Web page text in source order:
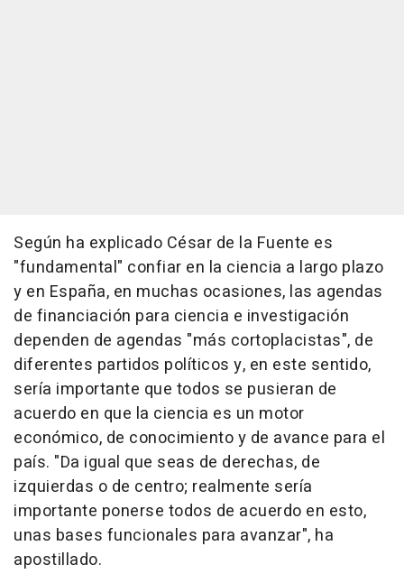
Según ha explicado César de la Fuente es
"fundamental" confiar en la ciencia a largo plazo
y en España, en muchas ocasiones, las agendas
de financiación para ciencia e investigación
dependen de agendas "más cortoplacistas", de
diferentes partidos políticos y, en este sentido,
sería importante que todos se pusieran de
acuerdo en que la ciencia es un motor
económico, de conocimiento y de avance para el
país. "Da igual que seas de derechas, de
izquierdas o de centro; realmente sería
importante ponerse todos de acuerdo en esto,
unas bases funcionales para avanzar", ha
apostillado.